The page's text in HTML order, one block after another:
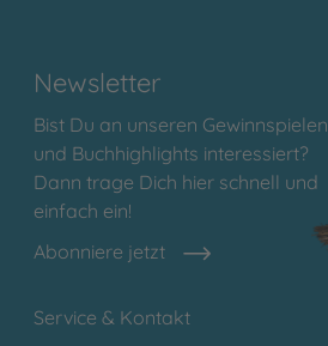
Newsletter
Bist Du an unseren Gewinnspielen
und Buchhighlights interessiert?
Dann trage Dich hier schnell und
einfach ein!
Abonniere jetzt
Service & Kontakt